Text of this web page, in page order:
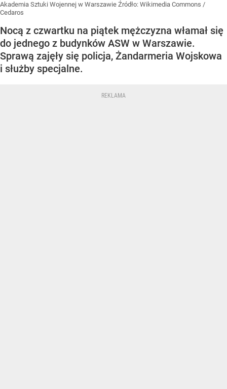
Akademia Sztuki Wojennej w Warszawie Źródło: Wikimedia Commons /
Cedaros
Nocą z czwartku na piątek mężczyzna włamał się
do jednego z budynków ASW w Warszawie.
Sprawą zajęły się policja, Żandarmeria Wojskowa
i służby specjalne.